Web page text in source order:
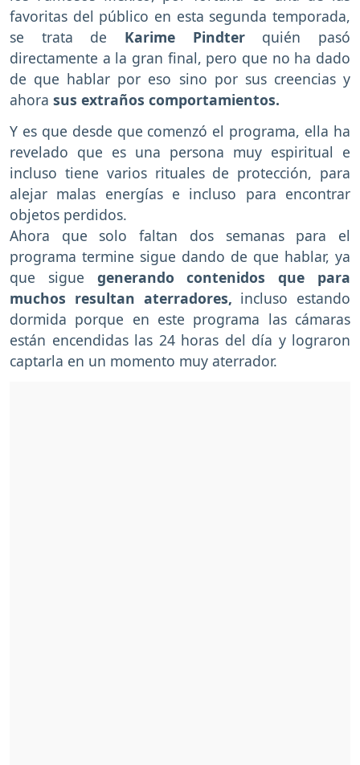
favoritas del público en esta segunda temporada,
se trata de Karime Pindter quién pasó
directamente a la gran final, pero que no ha dado
de que hablar por eso sino por sus creencias y
ahora sus extraños comportamientos.
Y es que desde que comenzó el programa, ella ha
revelado que es una persona muy espiritual e
incluso tiene varios rituales de protección, para
alejar malas energías e incluso para encontrar
objetos perdidos.
Ahora que solo faltan dos semanas para el
programa termine sigue dando de que hablar, ya
que sigue generando contenidos que para
muchos resultan aterradores, incluso estando
dormida porque en este programa las cámaras
están encendidas las 24 horas del día y lograron
captarla en un momento muy aterrador.